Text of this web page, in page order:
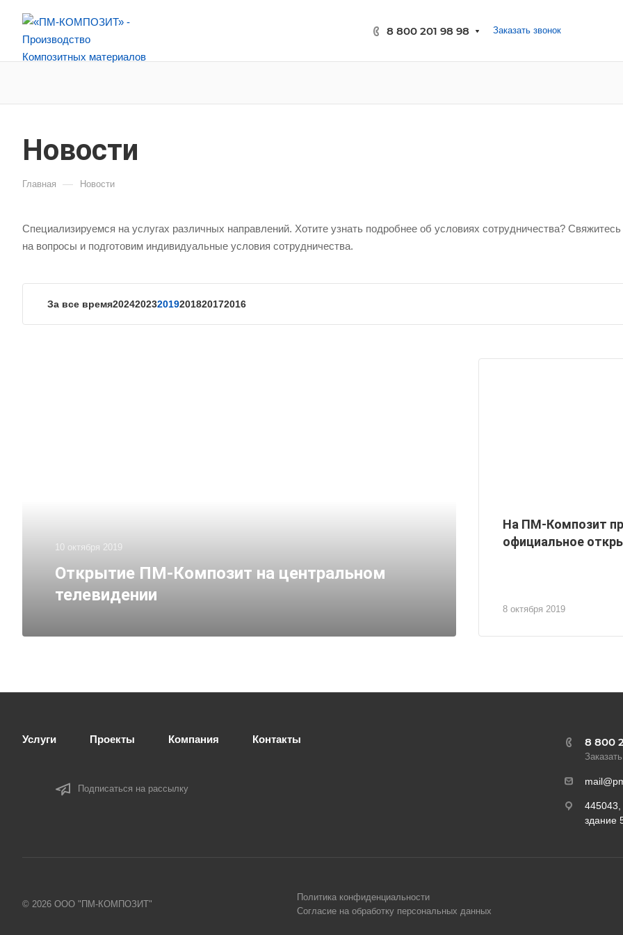
8 800 201 98 98 Заказать звонок
Новости
Главная — Новости
Специализируемся на услугах различных направлений. Хотите узнать подробнее об условиях сотрудничества?
на вопросы и подготовим индивидуальные условия сотрудничества.
За все время202420232019201820172016
10 октября 2019
Открытие ПМ-Композит на центральном
телевидении
8 октября 2019
На ПМ-Композит
официальное
Услуги Проекты Компания Контакты
Подписаться на рассылку
8 800
445043,
здание
© 2026 ООО "ПМ-КОМПОЗИТ"
Политика конфиденциальности
Согласие на обработку персональных данных